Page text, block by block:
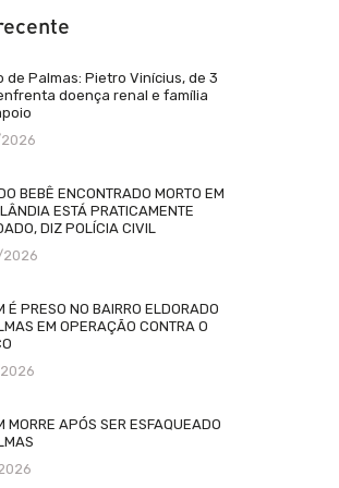
de Palmas: Pietro Vinícius, de 3
doença renal e família
BEBÊ ENCONTRADO MORTO EM
ESTÁ PRATICAMENTE
DIZ POLÍCIA CIVIL
É PRESO NO BAIRRO ELDORADO
EM OPERAÇÃO CONTRA O
MORRE APÓS SER ESFAQUEADO